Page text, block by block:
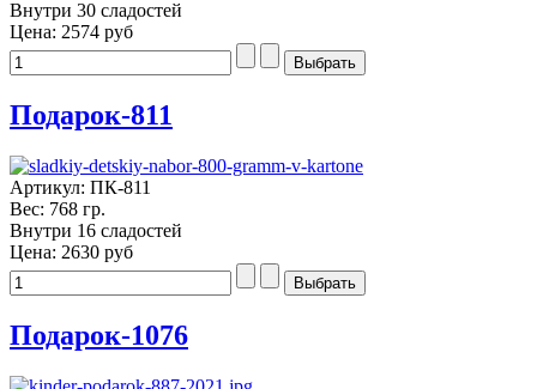
Внутри 30 сладостей
Цена: 2574 руб
Подарок-811
Артикул: ПК-811
Вес: 768 гр.
Внутри 16 сладостей
Цена: 2630 руб
Подарок-1076